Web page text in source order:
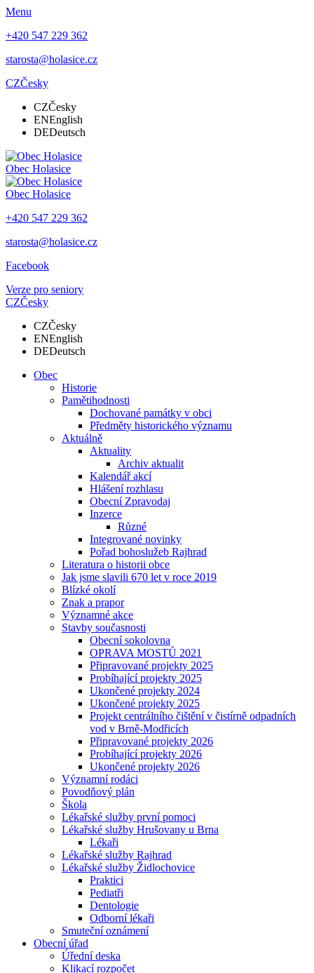
Menu
+420 547 229 362
starosta@holasice.cz
CZČesky
CZČesky
ENEnglish
DEDeutsch
Obec Holasice
Obec Holasice
+420 547 229 362
starosta@holasice.cz
Facebook
Verze pro seniory
CZČesky
CZČesky
ENEnglish
DEDeutsch
Obec
Historie
Pamětihodnosti
Dochované památky v obci
Předměty historického významu
Aktuálně
Aktuality
Archiv aktualit
Kalendář akcí
Hlášení rozhlasu
Obecní Zpravodaj
Inzerce
Různé
Integrované novinky
Pořad bohoslužeb Rajhrad
Literatura o historii obce
Jak jsme slavili 670 let v roce 2019
Blízké okolí
Znak a prapor
Významné akce
Stavby současnosti
Obecní sokolovna
OPRAVA MOSTŮ 2021
Připravované projekty 2025
Probíhající projekty 2025
Ukončené projekty 2024
Ukončené projekty 2025
Projekt centrálního čištění v čistírně odpadních
vod v Brně-Modřicích
Připravované projekty 2026
Probíhající projekty 2026
Ukončené projekty 2026
Významní rodáci
Povodňový plán
Škola
Lékařské služby první pomoci
Lékařské služby Hrušovany u Brna
Lékaři
Lékařské služby Rajhrad
Lékařské služby Židlochovice
Praktici
Pediatři
Dentologie
Odborní lékaři
Smuteční oznámení
Obecní úřad
Úřední deska
Klikací rozpočet